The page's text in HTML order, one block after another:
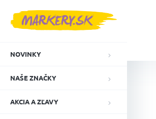
NOVINKY
NAŠE ZNAČKY
AKCIA A ZĽAVY